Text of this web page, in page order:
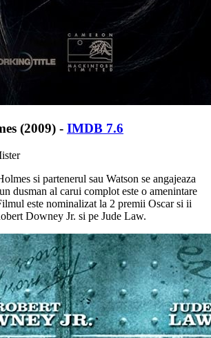
(2009) - IMDB 7.6
si partenerul sau Watson se angajeaza
dusman al carui complot este o amenintare
este nominalizat la 2 premii Oscar si ii
Downey Jr. si pe Jude Law.